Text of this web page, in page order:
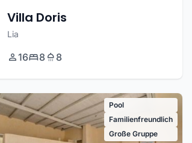
Villa Doris
Lia
16 8 8
Pool
Familienfreundlich
Große Gruppe